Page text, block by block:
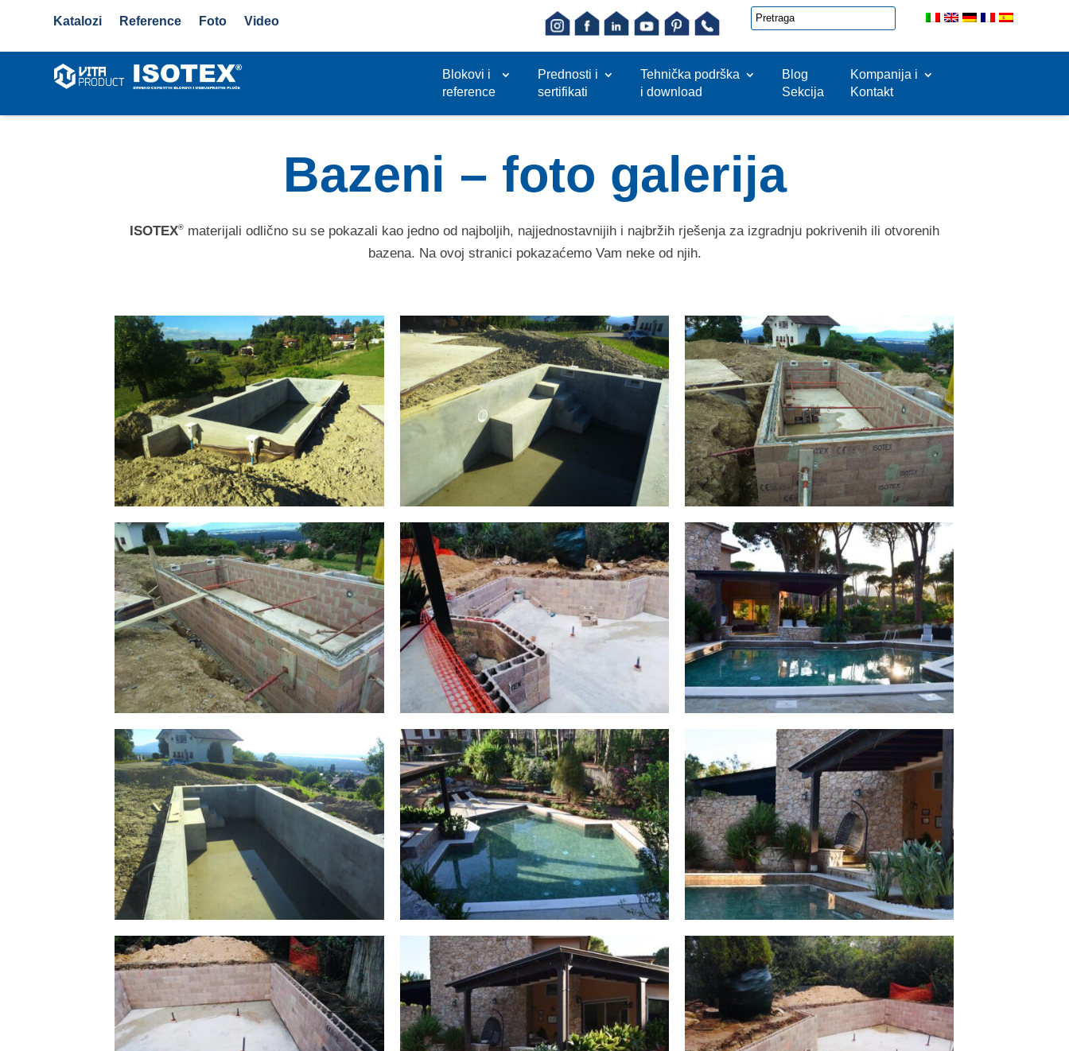
Katalozi Reference Foto Video
Blokovi i
reference
Prednosti i
sertifikati
Tehnička podrška
i download
Blog
Sekcija
Kompanija i
Kontakt
Bazeni – foto galerija
ISOTEX® materijali odlično su se pokazali kao jedno od najboljih, najjednostavnijih i najbržih rješenja za izgradnju pokrivenih ili otvorenih
bazena. Na ovoj stranici pokazaćemo Vam neke od njih.